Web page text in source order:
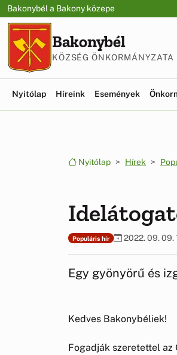
Ugrás a menüre
Ugrás a tartalomra
Bakonybél a Bakony közepe
Bakonybél
KÖZSÉG ÖNKORMÁNYZATA
Nyitólap Híreink Események
Nyitólap Hírek
Populáris hír 2022. 09. 09.
Egy gyönyörű és
Kedves Bakonybéliek!
Fogadják szeretettel